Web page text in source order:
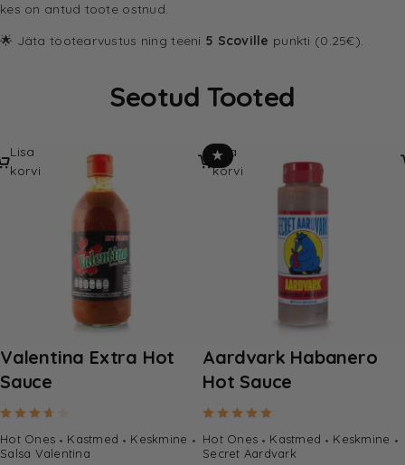
kes on antud toote ostnud.
🌟 Jäta tootearvustus ning teeni 5 Scoville punkti (0.25€).
Seotud Tooted
Valentina Extra Hot
Sauce
Hinnanguga
Hot Ones Kastmed
Keskmine
Salsa Valentina
Lisa
korvi
★
Aardvark Habanero
Hot Sauce
Hot Ones Kastmed
Keskmine
Secret Aardvark
Lisa
korvi